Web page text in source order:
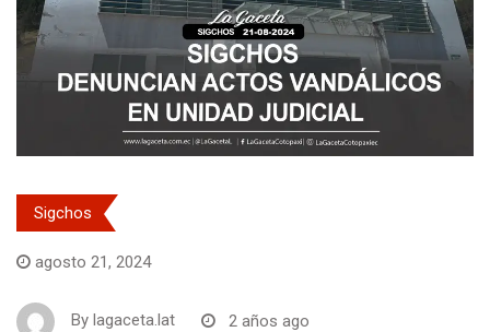
Sigchos
agosto 21, 2024
By lagaceta.lat 2 años ago